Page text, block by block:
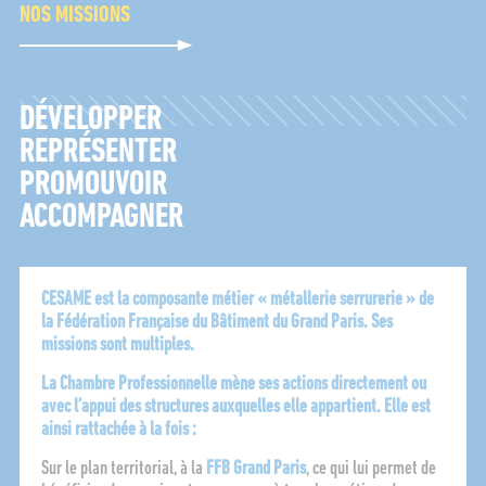
NOS MISSIONS
DÉVELOPPER
REPRÉSENTER
PROMOUVOIR
ACCOMPAGNER
CESAME est la composante métier « métallerie serrurerie » de
la Fédération Française du Bâtiment du Grand Paris. Ses
missions sont multiples.
La Chambre Professionnelle mène ses actions directement ou
avec l’appui des structures auxquelles elle appartient. Elle est
ainsi rattachée à la fois :
Sur le plan territorial, à la FFB Grand Paris, ce qui lui permet de